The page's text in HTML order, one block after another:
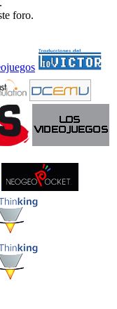
foro.